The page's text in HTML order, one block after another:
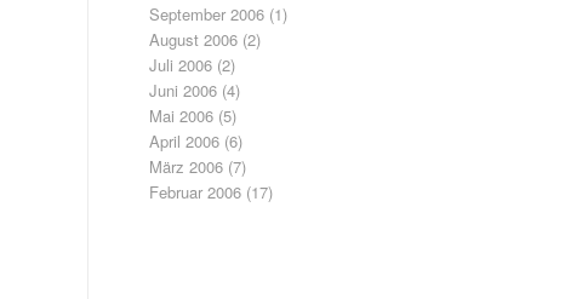
September 2006 (1)
August 2006 (2)
Juli 2006 (2)
Juni 2006 (4)
Mai 2006 (5)
April 2006 (6)
März 2006 (7)
Februar 2006 (17)